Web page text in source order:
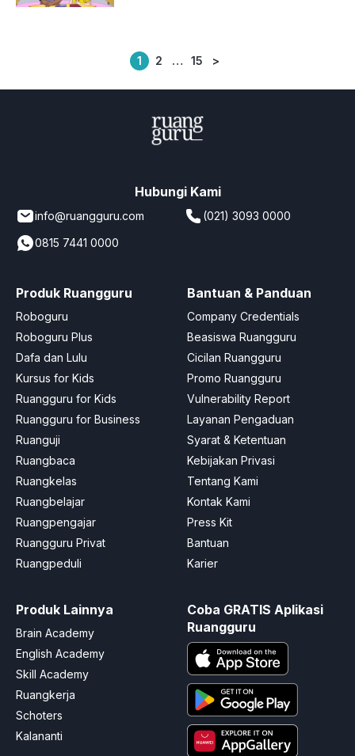
Posts
1 2 … 15 >
Hubungi Kami
info@ruangguru.com
(021) 3093 0000
0815 7441 0000
Produk Ruangguru
Roboguru
Roboguru Plus
Dafa dan Lulu
Kursus for Kids
Ruangguru for Kids
Ruangguru for Business
Ruanguji
Ruangbaca
Ruangkelas
Ruangbelajar
Ruangpengajar
Ruangguru Privat
Ruangpeduli
Bantuan & Panduan
Company Credentials
Beasiswa Ruangguru
Cicilan Ruangguru
Promo Ruangguru
Vulnerability Report
Layanan Pengaduan
Syarat & Ketentuan
Kebijakan Privasi
Tentang Kami
Kontak Kami
Press Kit
Bantuan
Karier
Produk Lainnya
Brain Academy
English Academy
Skill Academy
Ruangkerja
Schoters
Kalananti
Coba GRATIS Aplikasi
Ruangguru